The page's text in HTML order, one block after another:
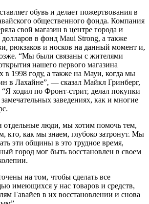
обувь и делает пожертвования в
общественного фонда. Компания
свой магазин в центре города и
в фонд Maui Strong, а также
рюкзаков и носков на данный момент и,
“Мы были связаны с жителями
нашего первого магазина
в 1998 году, а также на Мауи, когда мы
в Лахайне”, — сказал Майкл Гринберг,
“Я ходил по Фронт-стрит, делал покупки
заведениях, как и многие
отдельные люди, мы хотим помочь тем,
кто, как мы знаем, глубоко затронут. Мы
эти общины в это трудное время,
город мог быть восстановлен в своем
на том, чтобы сделать все
имеющихся у нас товаров и средств,
Гавайев в их восстановлении и снова